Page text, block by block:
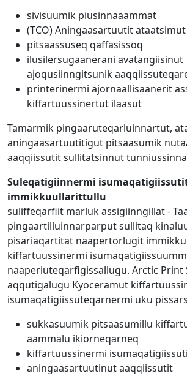
sivisuumik piusinnaaammat
(TCO) Aningaasartuutit
pitsaassuseq qaffasissoq
ilusilersugaanerani avatangiisinut
ajoqusiinngitsunik
printerinermi ajornaallisaanerit
kiffartuussinertut ilaasut
Tamarmik pingaaruteqarluinnartut,
aningaasartuutitigut pitsaasumik
aaqqiissutit sullitatsinnut
Suleqatigiinnermi
immikkuullarittullu
suliffeqarfiit marluk assigiinngillat -
pingaartilluinnarparput sullitaq
pisariaqartitat naapertorlugit
kiffartuussinermi
naaperiuteqarfigissallugu. Arctic Print
aqqutigalugu Kyoceramut
isumaqatigiissuteqarnermi uku
sukkasuumik pitsaasumillu
aammalu ikiorneqarneq
kiffartuussinermi
aningaasartuutinut aaqqiissutit